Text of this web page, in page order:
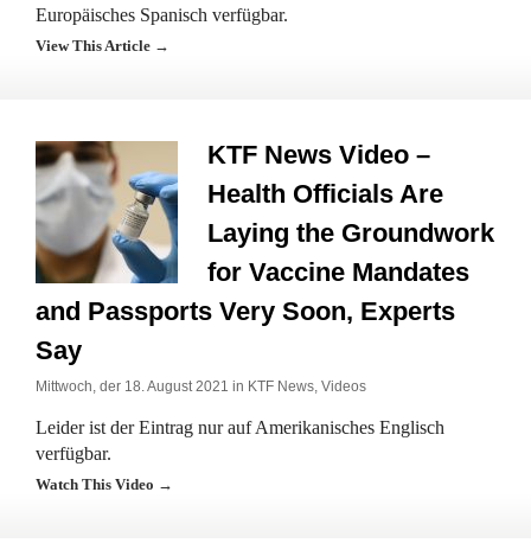
Europäisches Spanisch verfügbar.
View This Article →
KTF News Video –
Health Officials Are
Laying the Groundwork
for Vaccine Mandates
and Passports Very Soon, Experts
Say
Mittwoch, der 18. August 2021 in KTF News, Videos
Leider ist der Eintrag nur auf Amerikanisches Englisch
verfügbar.
Watch This Video →